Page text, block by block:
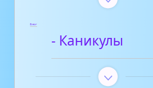
Блог
- Каникулы